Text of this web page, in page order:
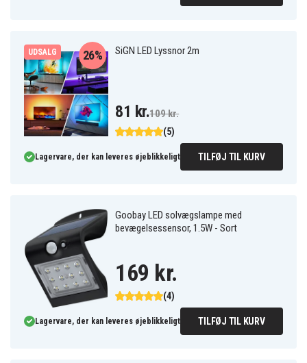
UDSALG SiGN LED Lyssnor 2m
(5)
26%
81 kr.109 kr.
Lagervare, der kan leveres øjeblikkeligt TILFØJ TIL KURV
Goobay LED solvægslampe med
bevægelsessensor, 1.5W - Sort
(4)
169 kr.
Lagervare, der kan leveres øjeblikkeligt TILFØJ TIL KURV